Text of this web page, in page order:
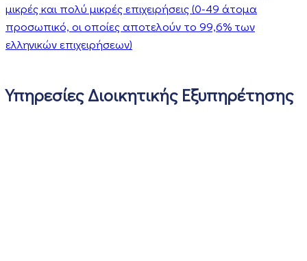
μικρές και πολύ μικρές επιχειρήσεις (0-49 άτομα
προσωπικό, οι οποίες αποτελούν το 99,6% των
ελληνικών επιχειρήσεων)
Υπηρεσίες Διοικητικής Εξυπηρέτησης